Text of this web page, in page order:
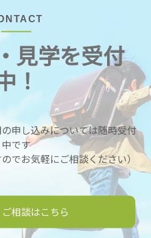
見学を受付
！
申し込みについては随時受付
中です
でお気軽にご相談ください）
相談はこちら